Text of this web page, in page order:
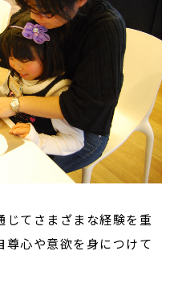
じてさまざまな経験を重
心や意欲を身につけて